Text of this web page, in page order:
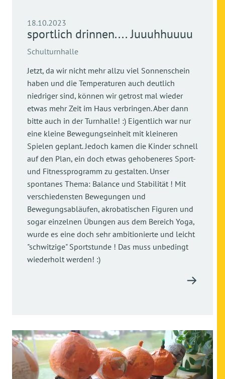
18.10.2023
sportlich drinnen.... Juuuhhuuuu
Schulturnhalle
Jetzt, da wir nicht mehr allzu viel Sonnenschein
haben und die Temperaturen auch deutlich
niedriger sind, können wir getrost mal wieder
etwas mehr Zeit im Haus verbringen. Aber dann
bitte auch in der Turnhalle! :) Eigentlich war nur
eine kleine Bewegungseinheit mit kleineren
Spielen geplant. Jedoch kamen die Kinder schnell
auf den Plan, ein doch etwas gehobeneres Sport-
und Fitnessprogramm zu gestalten. Unser
spontanes Thema: Balance und Stabilität ! Mit
verschiedensten Bewegungen und
Bewegungsabläufen, akrobatischen Figuren und
sogar einzelnen Übungen aus dem Bereich Yoga,
wurde es eine doch sehr ambitionierte und leicht
"schwitzige" Sportstunde ! Das muss unbedingt
wiederholt werden! :)